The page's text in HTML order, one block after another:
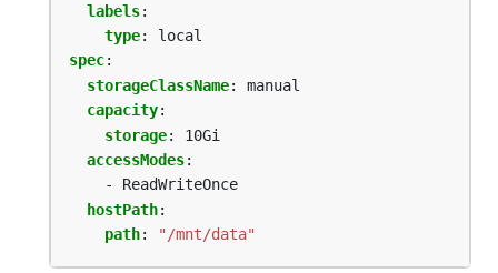
labels:
type:
local
spec:
storageClassName:
manual
capacity:
storage:
10Gi
accessModes:
- ReadWriteOnce
hostPath:
path: "/mnt/data"